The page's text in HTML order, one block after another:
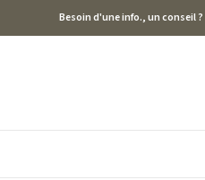
Besoin d'une info., un conseil ?